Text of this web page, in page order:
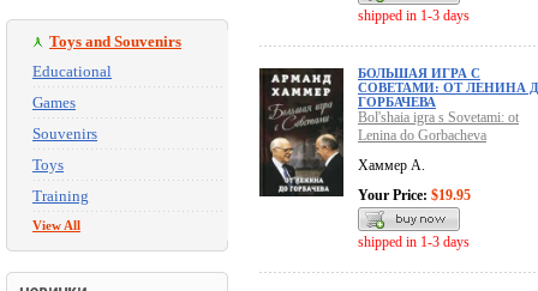
Toys and Souvenirs
Educational
Games
Souvenirs
Toys
Training
View All
shipped in 1-3 days
БОЛЬШАЯ ИГРА С
СОВЕТАМИ: ОТ ЛЕНИНА
ГОРБАЧЕВА
Bol'shaia igra s Sovetami: ot
Lenina do Gorbacheva
Хаммер А.
Your Price: $19.95
shipped in 1-3 days